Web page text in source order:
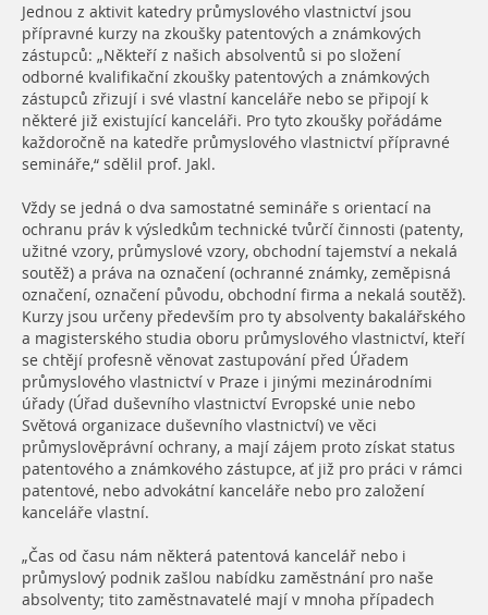
Jednou z aktivit katedry průmyslového vlastnictví jsou
přípravné kurzy na zkoušky patentových a známkových
zástupců: „Někteří z našich absolventů si po složení
odborné kvalifikační zkoušky patentových a známkových
zástupců zřizují i své vlastní kanceláře nebo se připojí k
některé již existující kanceláři. Pro tyto zkoušky pořádáme
každoročně na katedře průmyslového vlastnictví přípravné
semináře,“ sdělil prof. Jakl.
Vždy se jedná o dva samostatné semináře s orientací na
ochranu práv k výsledkům technické tvůrčí činnosti (patenty,
užitné vzory, průmyslové vzory, obchodní tajemství a nekalá
soutěž) a práva na označení (ochranné známky, zeměpisná
označení, označení původu, obchodní firma a nekalá soutěž).
Kurzy jsou určeny především pro ty absolventy bakalářského
a magisterského studia oboru průmyslového vlastnictví, kteří
se chtějí profesně věnovat zastupování před Úřadem
průmyslového vlastnictví v Praze i jinými mezinárodními
úřady (Úřad duševního vlastnictví Evropské unie nebo
Světová organizace duševního vlastnictví) ve věci
průmyslověprávní ochrany, a mají zájem proto získat status
patentového a známkového zástupce, ať již pro práci v rámci
patentové, nebo advokátní kanceláře nebo pro založení
kanceláře vlastní.
„Čas od času nám některá patentová kancelář nebo i
průmyslový podnik zašlou nabídku zaměstnání pro naše
absolventy; tito zaměstnavatelé mají v mnoha případech